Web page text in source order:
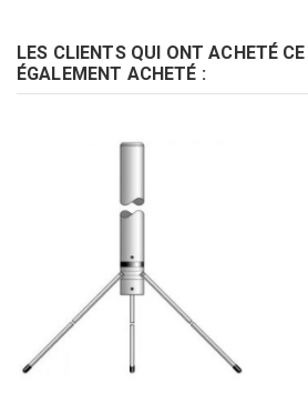
LES CLIENTS QUI ONT ACHETÉ
ÉGALEMENT ACHETÉ :